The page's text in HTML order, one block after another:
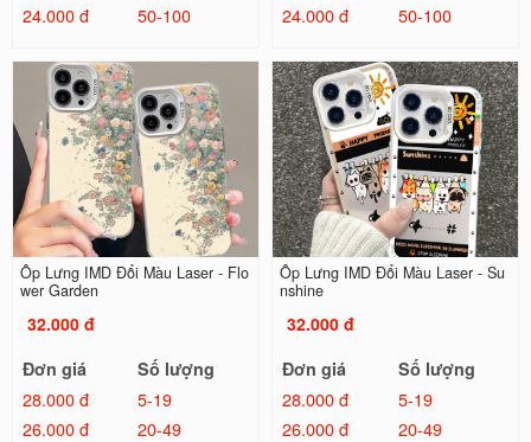
24.000 đ
50-100
24.000 đ
50-100
Ốp Lưng IMD Đổi Màu Laser - Flo
wer Garden
32.000 đ
Đơn giá
Số lượng
28.000 đ
5-19
26.000 đ
20-49
Ốp Lưng IMD Đổi Màu Laser - Su
nshine
32.000 đ
Đơn giá
Số lượng
28.000 đ
5-19
26.000 đ
20-49